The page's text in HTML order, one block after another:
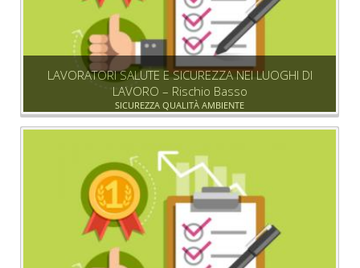
LAVORATORI SALUTE E SICUREZZA NEI LUOGHI DI
LAVORO – Rischio Basso
SICUREZZA QUALITÀ AMBIENTE